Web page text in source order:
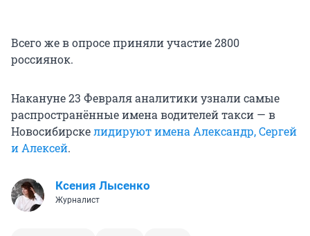
Всего же в опросе приняли участие 2800
россиянок.
Накануне 23 Февраля аналитики узнали самые
распространённые имена водителей такси — в
Новосибирскелидируют имена Александр, Сергей
и Алексей.
Ксения Лысенко
Журналист